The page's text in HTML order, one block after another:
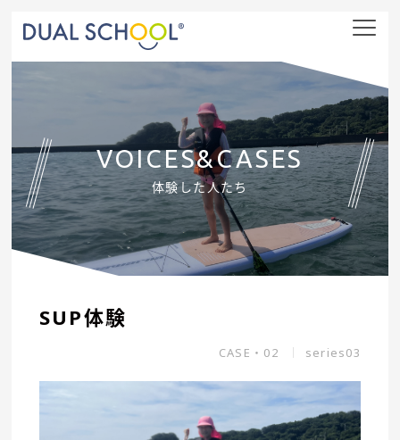
nav
VOICES&CASES
体験した人たち
SUP体験
CASE・02 series03